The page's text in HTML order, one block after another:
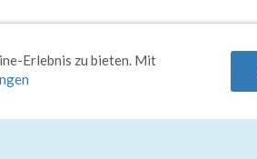
Erlebnis zu bieten. Mit